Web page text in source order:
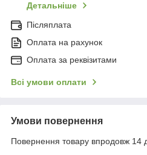
Детальніше
Післяплата
Оплата на рахунок
Оплата за реквізитами
Всі умови оплати
Умови повернення
Повернення товару впродовж 14